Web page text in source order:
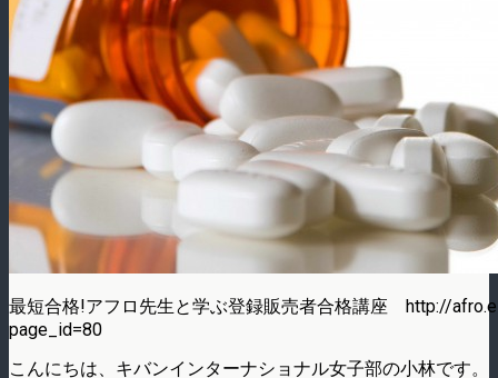
最短合格!アフロ先生と学ぶ登録販売者合格講座 http://
page_id=80
こんにちは、キバンインターナショナル女子部の小林です。